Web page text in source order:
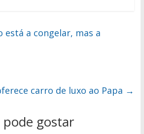
está a congelar, mas a
carro de luxo ao Papa →
gostar